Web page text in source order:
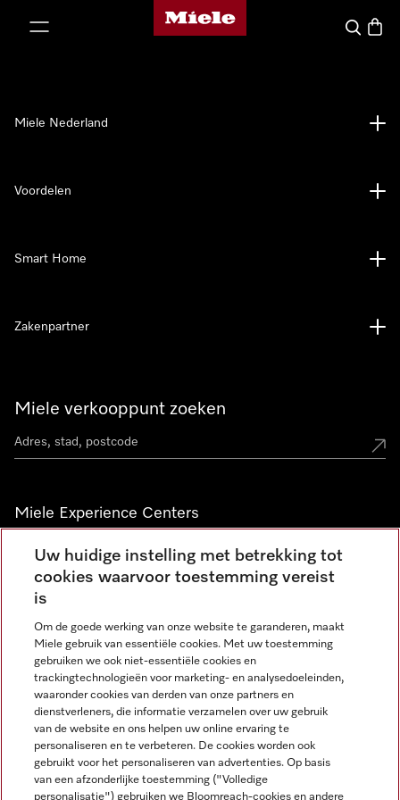
Homepage van Miele
Wat zoek
Miele verkooppunt zoeken
Miele Experience Centers
Vind jouw Miele Experience Center
Nieuwsbrief
Miele Nederland
Voordelen
Smart Home
Zakenpartner
Miele op Instagram
Miele op Facebook
Miele op Youtube
Uw huidige instelling met betrekking tot
cookies waarvoor toestemming vereist
is
Om de goede werking van onze website te garanderen, maakt
Miele gebruik van essentiële cookies. Met uw toestemming
gebruiken we ook niet-essentiële cookies en
trackingtechnologieën voor marketing- en analysedoeleinden,
waaronder cookies van derden van onze partners en
dienstverleners, die informatie verzamelen over uw gebruik
van de website en ons helpen uw online ervaring te
personaliseren en te verbeteren. De cookies worden ook
gebruikt voor het personaliseren van advertenties. Op basis
van een afzonderlijke toestemming ("Volledige
personalisatie") gebruiken we Bloomreach-cookies en andere